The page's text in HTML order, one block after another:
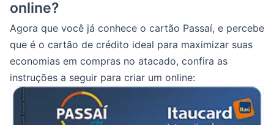
online?
Agora que você já conhece o cartão Passaí, e percebe
que é o cartão de crédito ideal para maximizar suas
economias em compras no atacado, confira as
instruções a seguir para criar um online: